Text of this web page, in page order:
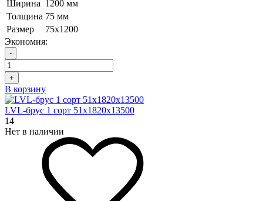
Ширина 1200 мм
Толщина 75 мм
Размер
75х1200
Экономия:
-
+
В корзину
LVL-брус 1 сорт 51х1820х13500
14
Нет в наличии